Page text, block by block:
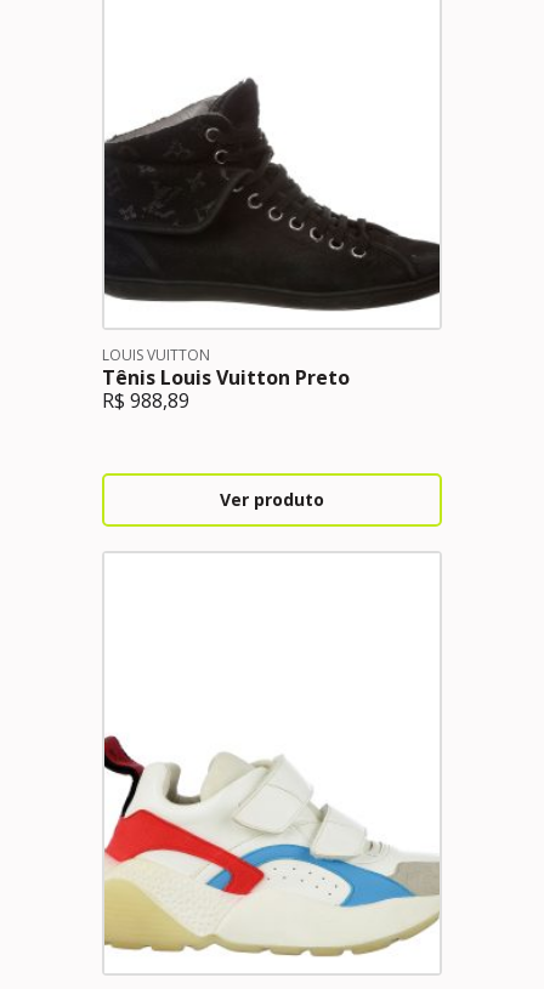
LOUIS VUITTON
Tênis Louis Vuitton Preto
R$ 988,89
Ver produto